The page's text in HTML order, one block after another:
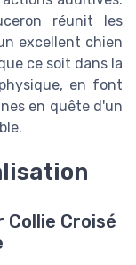
réunit les
excellent chien
ce soit dans la
en font
en quête d'un
Collie Croisé